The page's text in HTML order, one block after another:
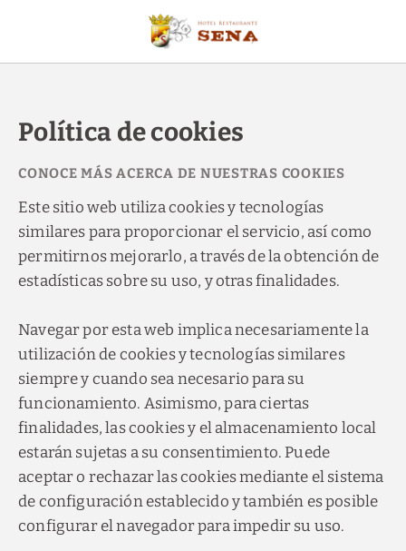
Política de cookies
CONOCE MÁS ACERCA DE NUESTRAS COOKIES
Este sitio web utiliza cookies y tecnologías
similares para proporcionar el servicio, así como
permitirnos mejorarlo, a través de la obtención de
estadísticas sobre su uso, y otras finalidades.
Navegar por esta web implica necesariamente la
utilización de cookies y tecnologías similares
siempre y cuando sea necesario para su
funcionamiento. Asimismo, para ciertas
finalidades, las cookies y el almacenamiento local
estarán sujetas a su consentimiento. Puede
aceptar o rechazar las cookies mediante el sistema
de configuración establecido y también es posible
configurar el navegador para impedir su uso.